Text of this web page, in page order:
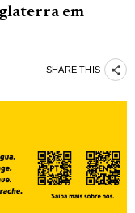
em
SHARE THIS